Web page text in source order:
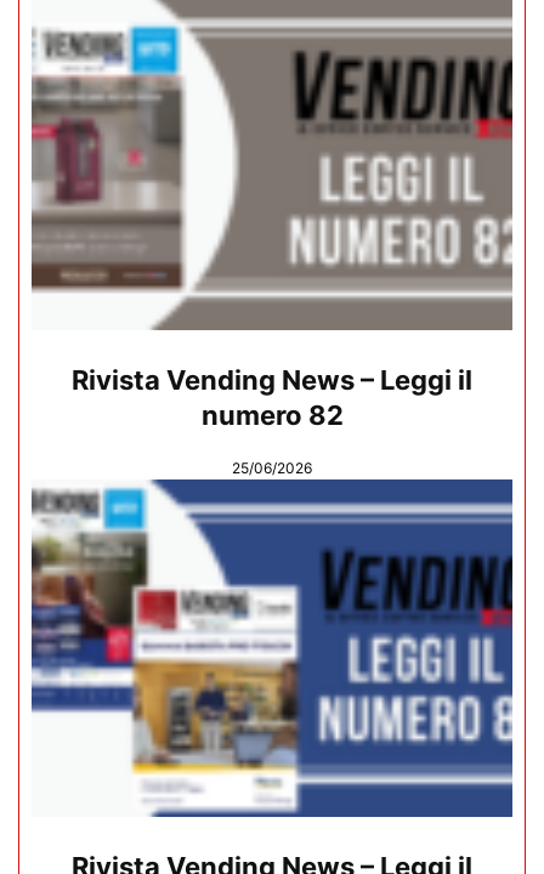
Rivista Vending News – Leggi il
numero 82
25/06/2026
Rivista Vending News – Leggi il